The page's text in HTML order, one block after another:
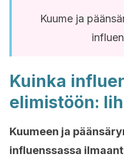
Kuume ja
Kuinka
elimistöön:
Kuumeen ja
influenssassa